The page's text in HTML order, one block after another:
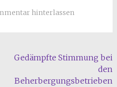
hinterlassen
Gedämpfte Stimmung bei
den
Beherbergungsbetrieben